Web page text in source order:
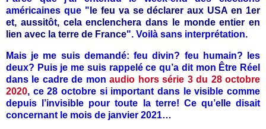
américaines que " le feu va se déclarer aux USA en 1er
et, aussitôt, cela enclenchera dans le monde entier en
lien avec la terre de France". Voilà sans interprétation.
Mais je me suis demandé: feu divin? feu humain? les
deux? Puis je me suis rappelé ce qu’a dit mon Être Réel
dans le cadre de monaudio hors série 3 du 28 octobre
2020, ce 28 octobre si important dans le visible comme
depuis l’invisible pour toute la terre! Ce qu’elle disait
concernant le mois de janvier 2021…